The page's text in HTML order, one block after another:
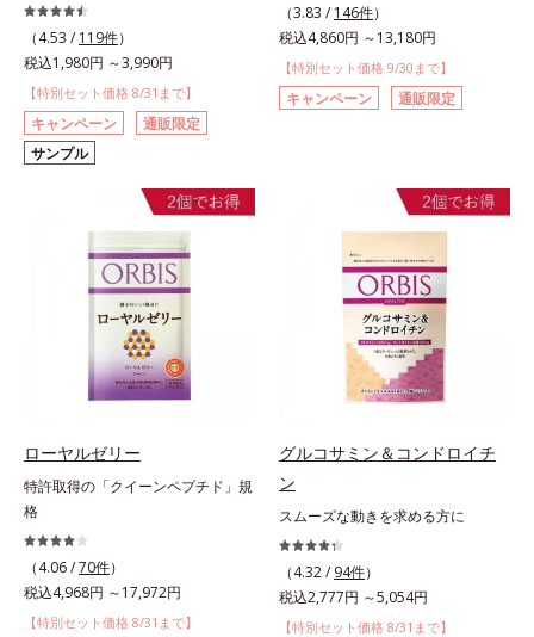
（4.53 / 119件）
税込1,980円 ～3,990円
【特別セット価格 8/31まで】
キャンペーン
通販限定
サンプル
（3.83 / 146件）
税込4,860円 ～13,180円
【特別セット価格 9/30まで】
キャンペーン 通販限定
ローヤルゼリー
特許取得の「クイーンペプチド」規
格
（4.06 /70件）
税込4,968円 ～17,972円
【特別セット価格 8/31まで】
グルコサミン＆コンドロイチ
ン
スムーズな動きを求める方に
（4.32 / 94件）
税込2,777円 ～5,054円
【特別セット価格 8/31まで】